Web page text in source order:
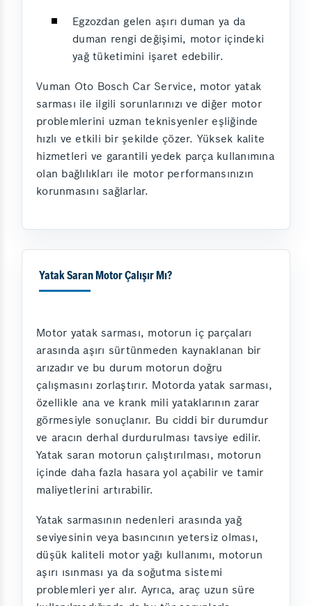
Egzozdan gelen aşırı duman ya da
duman rengi değişimi, motor içindeki
yağ tüketimini işaret edebilir.
Vuman Oto Bosch Car Service, motor yatak
sarması ile ilgili sorunlarınızı ve diğer motor
problemlerini uzman teknisyenler eşliğinde
hızlı ve etkili bir şekilde çözer. Yüksek kalite
hizmetleri ve garantili yedek parça kullanımına
olan bağlılıkları ile motor performansınızın
korunmasını sağlarlar.
Yatak Saran Motor Çalışır Mı?
Motor yatak sarması, motorun iç parçaları
arasında aşırı sürtünmeden kaynaklanan bir
arızadır ve bu durum motorun doğru
çalışmasını zorlaştırır. Motorda yatak sarması,
özellikle ana ve krank mili yataklarının zarar
görmesiyle sonuçlanır. Bu ciddi bir durumdur
ve aracın derhal durdurulması tavsiye edilir.
Yatak saran motorun çalıştırılması, motorun
içinde daha fazla hasara yol açabilir ve tamir
maliyetlerini artırabilir.
Yatak sarmasının nedenleri arasında yağ
seviyesinin veya basıncının yetersiz olması,
düşük kaliteli motor yağı kullanımı, motorun
aşırı ısınması ya da soğutma sistemi
problemleri yer alır. Ayrıca, araç uzun süre